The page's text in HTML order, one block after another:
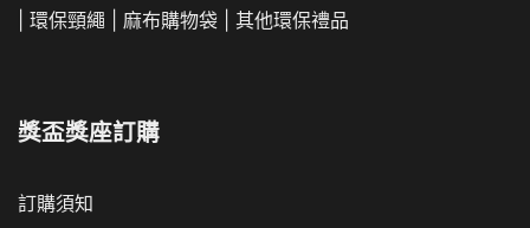
環保頸繩 麻布購物袋 其他環保禮品
獎盃獎座訂購
訂購須知